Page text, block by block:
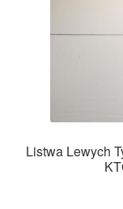
Listwa Lewych